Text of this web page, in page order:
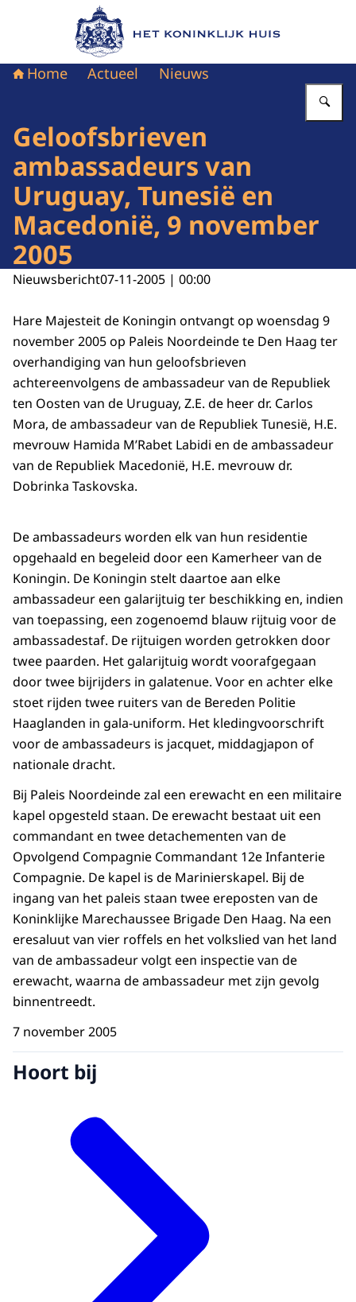
Naar de homepage van Het Koninklijk Huis
Home Actueel Nieuws
Geloofsbrieven
ambassadeurs van
Uruguay, Tunesië en
Macedonië, 9 november
2005
Nieuwsbericht07-11-2005 | 00:00
Hare Majesteit de Koningin ontvangt op woensdag 9
november 2005 op Paleis Noordeinde te Den Haag ter
overhandiging van hun geloofsbrieven
achtereenvolgens de ambassadeur van de Republiek
ten Oosten van de Uruguay, Z.E. de heer dr. Carlos
Mora, de ambassadeur van de Republiek Tunesië, H.E.
mevrouw Hamida M’Rabet Labidi en de ambassadeur
van de Republiek Macedonië, H.E. mevrouw dr.
Dobrinka Taskovska.
De ambassadeurs worden elk van hun residentie
opgehaald en begeleid door een Kamerheer van de
Koningin. De Koningin stelt daartoe aan elke
ambassadeur een galarijtuig ter beschikking en, indien
van toepassing, een zogenoemd blauw rijtuig voor de
ambassadestaf. De rijtuigen worden getrokken door
twee paarden. Het galarijtuig wordt voorafgegaan
door twee bijrijders in galatenue. Voor en achter elke
stoet rijden twee ruiters van de Bereden Politie
Haaglanden in gala-uniform. Het kledingvoorschrift
voor de ambassadeurs is jacquet, middagjapon of
nationale dracht.
Bij Paleis Noordeinde zal een erewacht en een militaire
kapel opgesteld staan. De erewacht bestaat uit een
commandant en twee detachementen van de
Opvolgend Compagnie Commandant 12e Infanterie
Compagnie. De kapel is de Marinierskapel. Bij de
ingang van het paleis staan twee ereposten van de
Koninklijke Marechaussee Brigade Den Haag. Na een
eresaluut van vier roffels en het volkslied van het land
van de ambassadeur volgt een inspectie van de
erewacht, waarna de ambassadeur met zijn gevolg
binnentreedt.
7 november 2005
Hoort bij